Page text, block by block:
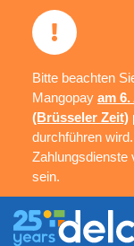
Bitte beachten
Mangopay am
(Brüsseler Zeit)
durchführen
Zahlungsdienste
sein.